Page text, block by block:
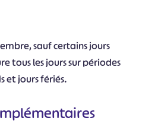
sauf certains jours
tous les jours sur périodes
et jours fériés.